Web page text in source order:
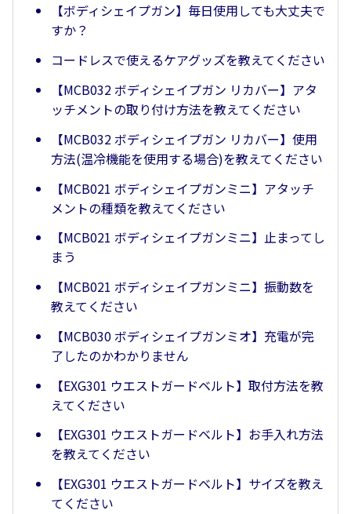
【ボディシェイプガン】毎日使用しても大丈夫で
すか？
コードレスで使えるケアグッズを教えてください
【MCB032 ボディシェイプガン リカバー】アタ
ッチメントの取り付け方法を教えてください
【MCB032 ボディシェイプガン リカバー】使用
方法(温冷機能を使用する場合)を教えてください
【MCB021 ボディシェイプガンミニ】アタッチ
メントの種類を教えてください
【MCB021 ボディシェイプガンミニ】止まってし
まう
【MCB021 ボディシェイプガンミニ】振動数を
教えてください
【MCB030 ボディシェイプガンミオ】充電が完
了したのかわかりません
【EXG301 ウエストガードベルト】取付方法を教
えてください
【EXG301 ウエストガードベルト】お手入れ方法
を教えてください
【EXG301 ウエストガードベルト】サイズを教え
てください